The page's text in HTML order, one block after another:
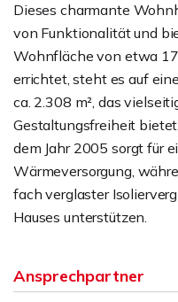
Dieses charmante
von Funktionalität und
Wohnfläche von etwa
errichtet, steht es auf
ca. 2.308 m², das
Gestaltungsfreiheit
dem Jahr 2005 sorgt für
Wärmeversorgung,
fach verglaster
Hauses unterstützen.
Ansprechpartner